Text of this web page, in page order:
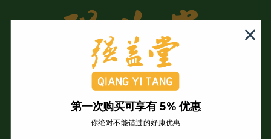
强益堂全息中医诊所
第一次购买可享有 5% 优惠
你绝对不能错过的好康优惠